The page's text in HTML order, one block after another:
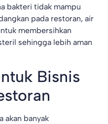
bakteri tidak mampu
pada restoran, air
membersihkan
sehingga lebih aman
Bisnis
akan banyak